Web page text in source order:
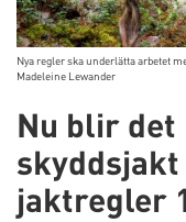
Nya regler ska underlätta arbetet
Madeleine Lewander
Nu blir
jaktregler